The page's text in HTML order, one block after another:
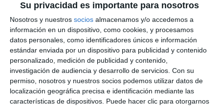
Su privacidad es importante para nosotros
Nosotros y nuestros socios almacenamos y/o accedemos a
información en un dispositivo, como cookies, y procesamos
datos personales, como identificadores únicos e información
estándar enviada por un dispositivo para publicidad y contenido
personalizado, medición de publicidad y contenido,
investigación de audiencia y desarrollo de servicios. Con su
permiso, nosotros y nuestros socios podemos utilizar datos de
localización geográfica precisa e identificación mediante las
características de dispositivos. Puede hacer clic para otorgarnos